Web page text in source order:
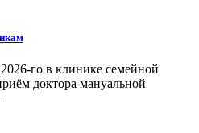
го в клинике семейной
доктора мануальной